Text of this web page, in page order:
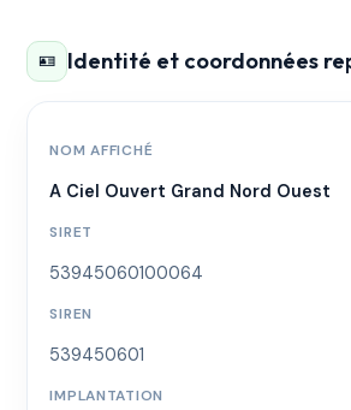
🪪 Identité et coordonnées
NOM AFFICHÉ
A Ciel Ouvert Grand Nord Ouest
SIRET
53945060100064
SIREN
539450601
IMPLANTATION